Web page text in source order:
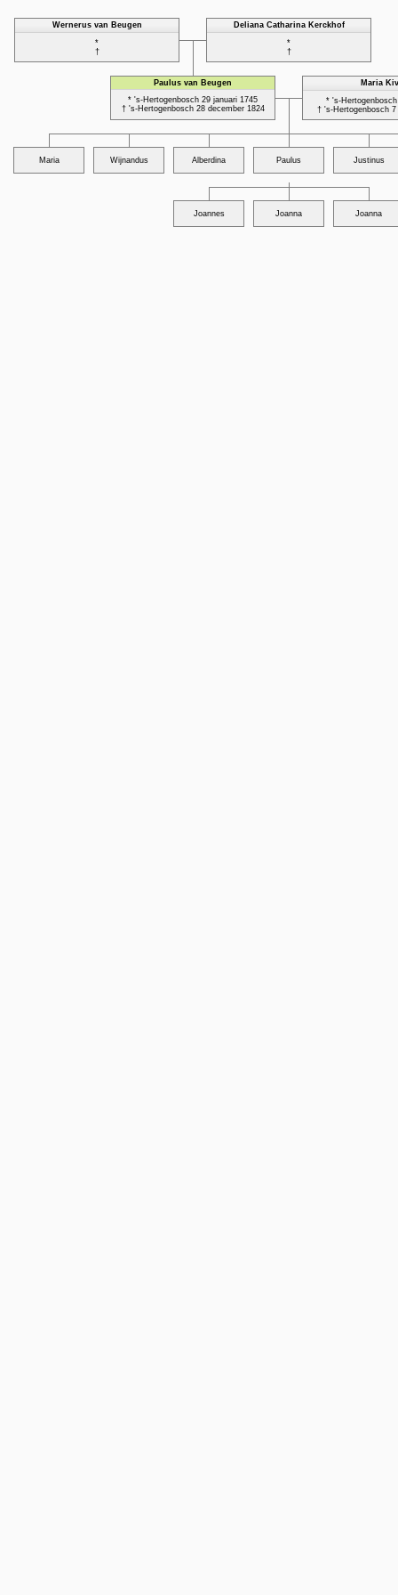
Wernerus van Beugen
*
†
Deliana Catharina Kerckhof
*
†
Paulus van Beugen
* 's-Hertogenbosch 29 januari 1745
† 's-Hertogenbosch 28 december 1824
Maria
* 's-
† 's-Hertogenbosch
Maria Wijnandus Alberdina Paulus Justinus
Joannes Joanna Joanna